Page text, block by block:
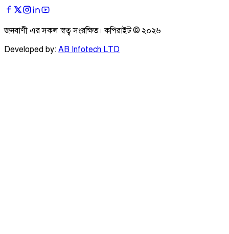
জনবাণী এর সকল স্বত্ব সংরক্ষিত। কপিরাইট © ২০২৬
Developed by: AB Infotech LTD